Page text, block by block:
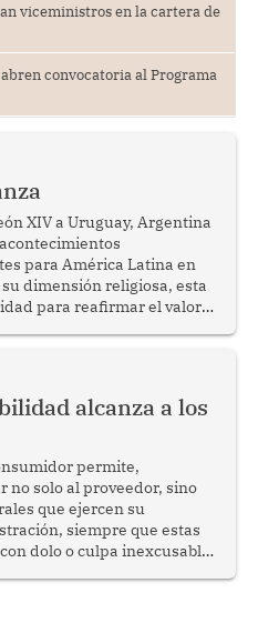
viceministros en la cartera de
convocatoria al Programa
XIV a Uruguay, Argentina
para América Latina en
dimensión religiosa, esta
para reafirmar el valor
desarrollo, cohesión
alcanza a los
permite,
no solo al proveedor, sino
que ejercen su
siempre que estas
dolo o culpa inexcusable